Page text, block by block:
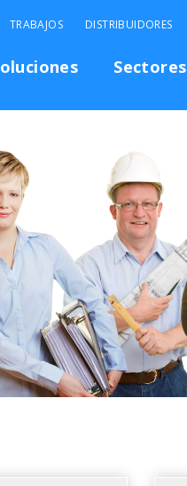
Sectores
TRABAJOS DISTRIBUIDORES